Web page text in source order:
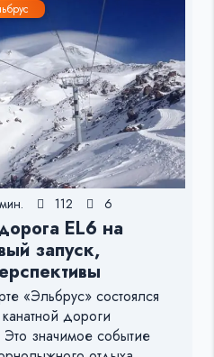
112 6
EL6 на
запуск,
«Эльбрус» состоялся
дороги
Это значимое событие